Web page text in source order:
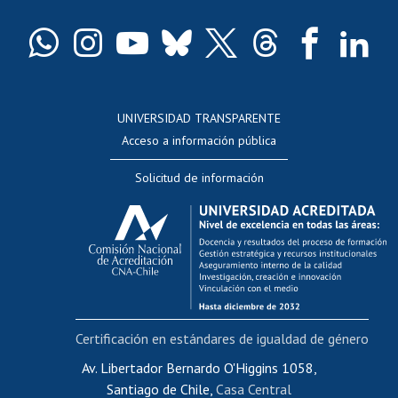
Docentes
Evaluación docente
Calificación académica
Postulación al AUCAI
Funcionarias/os
Cursos internos de capacitación
Bienestar del personal
Portal de movilidad interna
Certificado de renta
Certificado de renta honorarios
UNIVERSIDAD TRANSPARENTE
Acceso a información pública
Solicitud de información
Av. Libertador Bernardo O'Higgins 1058,
Santiago de Chile, Casa Central
Certificación en estándares de igualdad de género